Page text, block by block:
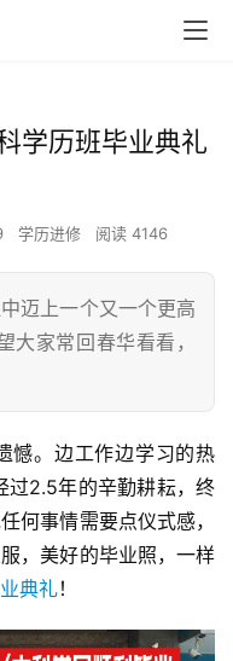
学历班毕业典礼
学历进修 阅读 4146
迈上一个又一个更高
大家常回春华看看，
憾。边工作边学习的热
过2.5年的辛勤耕耘，终
何事情需要点仪式感，
，美好的毕业照，一样
典礼！